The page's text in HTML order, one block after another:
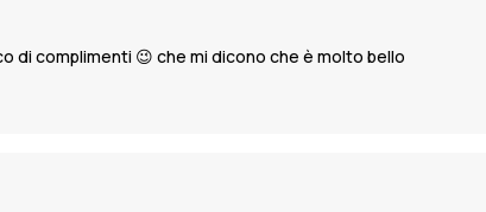
di complimenti 😉 che mi dicono che è molto bello